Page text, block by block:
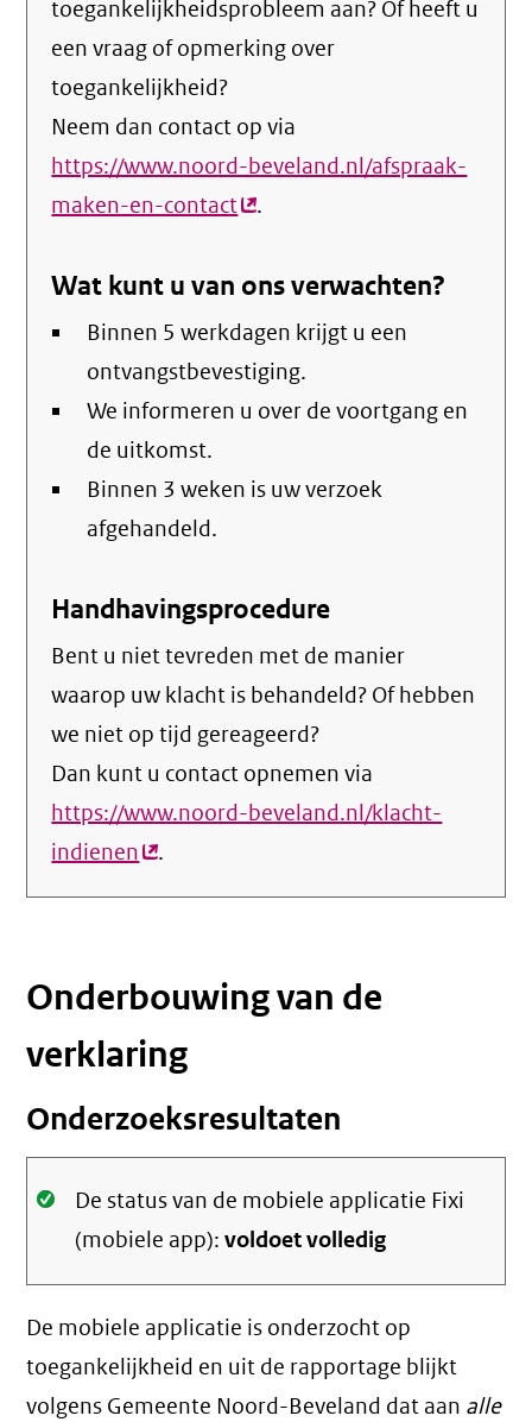
toegankelijkheidsprobleem aan? Of heeft u
een vraag of opmerking over
toegankelijkheid?
Neem dan contact op via
https://www.noord-beveland.nl/afspraak-
maken-en-contact(externe
.
Wat kunt u van ons verwachten?
Binnen 5 werkdagen krijgt u een
ontvangstbevestiging.
We informeren u over de voortgang en
de uitkomst.
Binnen 3 weken is uw verzoek
afgehandeld.
Handhavingsprocedure
Bent u niet tevreden met de manier
waarop uw klacht is behandeld? Of hebben
we niet op tijd gereageerd?
Dan kunt u contact opnemen via
https://www.noord-beveland.nl/klacht-
indienen(externe
link)
.
Onderbouwing van de
verklaring
Onderzoeksresultaten
Oké.
De status van de mobiele applicatie Fixi
(mobiele app):voldoet volledig
De mobiele applicatie is onderzocht op
toegankelijkheid en uit de rapportage blijkt
volgens Gemeente Noord-Beveland dat aan alle